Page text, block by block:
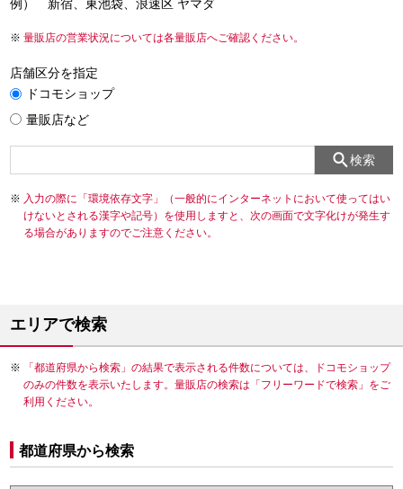
例） 新宿、東池袋、浪速区 ヤマダ
量販店の営業状況については各量販店へご確認ください。
店舗区分を指定
ドコモショップ
量販店など
検索
入力の際に「環境依存文字」（一般的にインターネットにおいて使ってはい
けないとされる漢字や記号）を使用しますと、次の画面で文字化けが発生す
る場合がありますのでご注意ください。
エリアで検索
「都道府県から検索」の結果で表示される件数については、ドコモショップ
のみの件数を表示いたします。量販店の検索は「フリーワードで検索」をご
利用ください。
都道府県から検索